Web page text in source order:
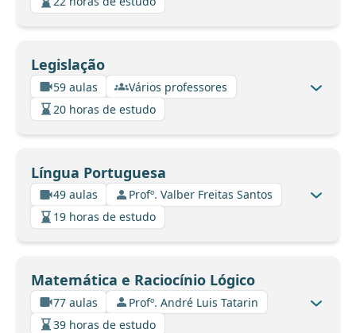
Legislação
59 aulas
Vários professores
20 horas de estudo
Língua Portuguesa
49 aulas
Profº. Valber Freitas Santos
19 horas de estudo
Matemática e Raciocínio Lógico
77 aulas
Profº. André Luis Tatarin
39 horas de estudo